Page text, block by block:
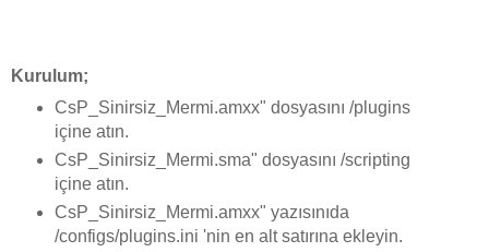
Kurulum;
CsP_Sinirsiz_Mermi.amxx" dosyasını /plugins
içine atın.
CsP_Sinirsiz_Mermi.sma" dosyasını /scripting
içine atın.
CsP_Sinirsiz_Mermi.amxx" yazısınıda
/configs/plugins.ini 'nin en alt satırına ekleyin.